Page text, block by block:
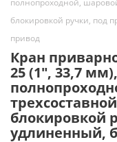
полнопроходной,
блокировкой ручки, под
привод
Кран
25 (1ʺ, 33,7
блокировкой
удлиненный,